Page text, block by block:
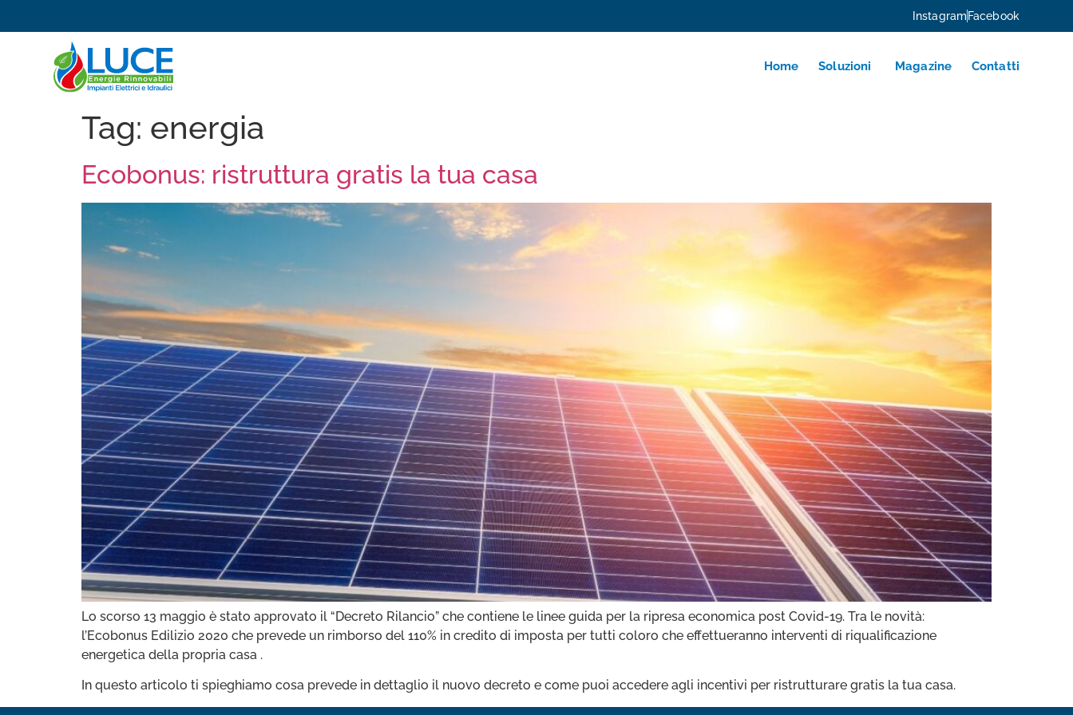
Instagram Facebook
Home Soluzioni Magazine Contatti
Tag: energia
Ecobonus: ristruttura gratis la tua casa
Lo scorso 13 maggio è stato approvato il “Decreto Rilancio” che contiene le linee guida per la ripresa economica post Covid-19. Tra le novità:
l’Ecobonus Edilizio 2020 che prevede un rimborso del 110% in credito di imposta per tutti coloro che effettueranno interventi di riqualificazione
energetica della propria casa .
In questo articolo ti spieghiamo cosa prevede in dettaglio il nuovo decreto e come puoi accedere agli incentivi per ristrutturare gratis la tua casa.